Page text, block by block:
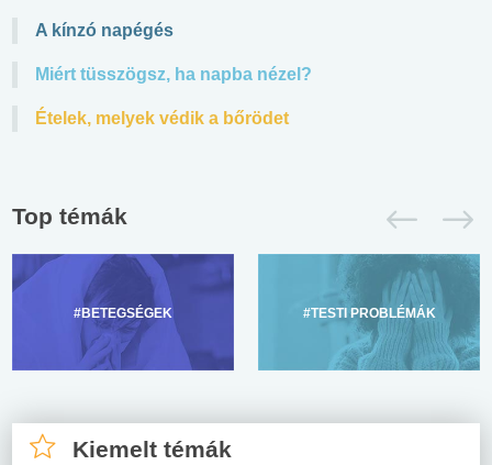
A kínzó napégés
Miért tüsszögsz, ha napba nézel?
Ételek, melyek védik a bőrödet
Top témák
#BETEGSÉGEK #TESTI PROBLÉMÁK
Kiemelt témák